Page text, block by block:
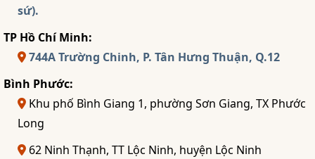
sứ).
TP Hồ Chí Minh:
744A Trường Chinh, P. Tân Hưng Thuận, Q.12
Bình Phước:
Khu phố Bình Giang 1, phường Sơn Giang, TX Phước
Long
62 Ninh Thạnh, TT Lộc Ninh, huyện Lộc Ninh